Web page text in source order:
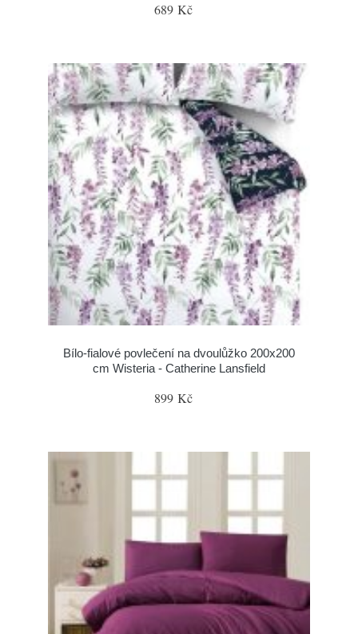
689 Kč
Bílo-fialové povlečení na dvoulůžko 200x200
cm Wisteria - Catherine Lansfield
899 Kč